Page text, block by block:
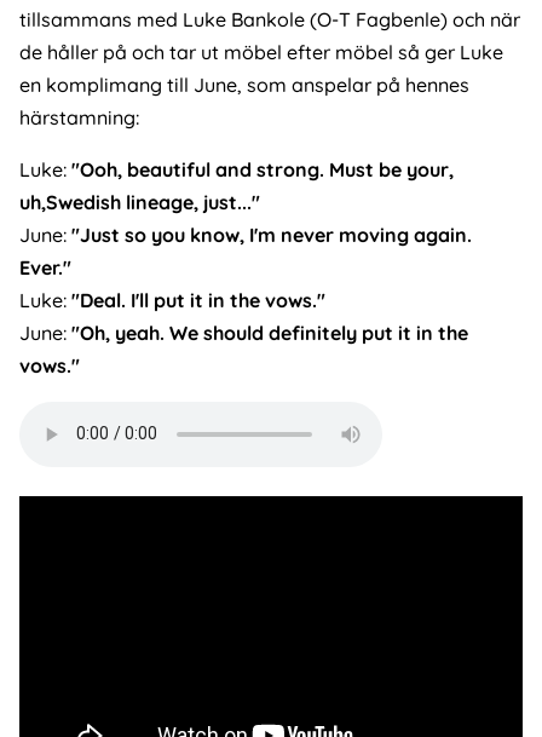
tillsammans med Luke Bankole (O-T Fagbenle) och när
de håller på och tar ut möbel efter möbel så ger Luke
en komplimang till June, som anspelar på hennes
härstamning:
Luke: "Ooh, beautiful and strong. Must be your,
uh,Swedish lineage, just..."
June: "Just so you know, I'm never moving again.
Ever."
Luke: "Deal. I'll put it in the vows."
June: "Oh, yeah. We should definitely put it in the
vows."